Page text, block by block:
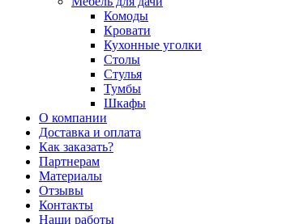
Комоды
Кровати
Кухонные уголки
Столы
Стулья
Тумбы
Шкафы
О компании
Доставка и оплата
Как заказать?
Партнерам
Материалы
Отзывы
Контакты
Наши работы